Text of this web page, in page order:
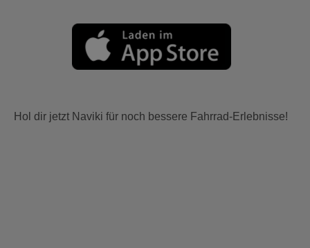
Hol dir jetzt Naviki für noch bessere Fahrrad-Erlebnisse!